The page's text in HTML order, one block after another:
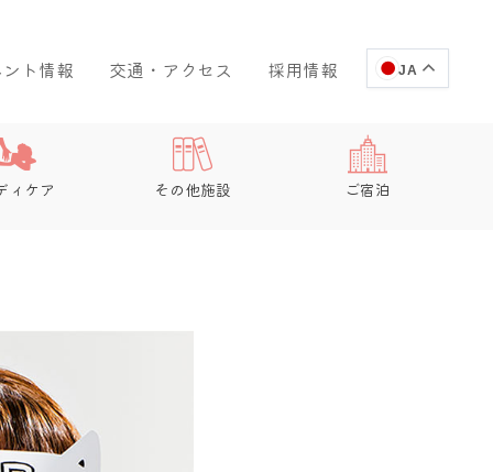
ント情報 交通・アクセス 採用情報 JA
ィケア その他施設 ご宿泊